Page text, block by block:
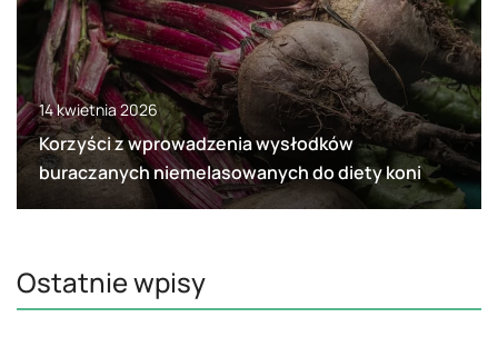
14 kwietnia 2026
Korzyści z wprowadzenia wysłodków
buraczanych niemelasowanych do diety koni
Ostatnie wpisy